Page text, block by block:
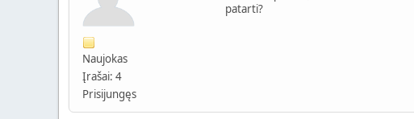
Naujokas
Įrašai: 4
Prisijungęs
patarti?